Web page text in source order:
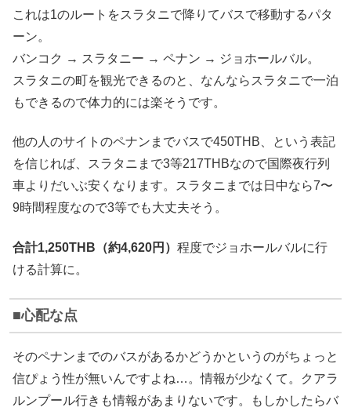
これは1のルートをスラタニで降りてバスで移動するパタ
ーン。
バンコク → スラタニー → ペナン → ジョホールバル。
スラタニの町を観光できるのと、なんならスラタニで一泊
もできるので体力的には楽そうです。
他の人のサイトのペナンまでバスで450THB、という表記
を信じれば、スラタニまで3等217THBなので国際夜行列
車よりだいぶ安くなります。スラタニまでは日中なら7〜
9時間程度なので3等でも大丈夫そう。
合計1,250THB（約4,620円） 程度でジョホールバルに行
ける計算に。
心配な点
そのペナンまでのバスがあるかどうかというのがちょっと
信ぴょう性が無いんですよね…。情報が少なくて。クアラ
ルンプール行きも情報があまりないです。もしかしたらバ